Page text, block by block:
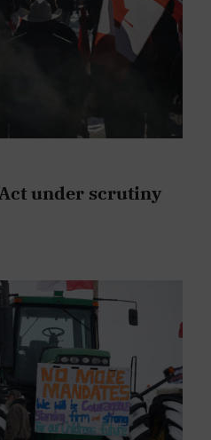
under scrutiny